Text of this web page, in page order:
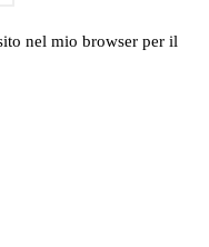
nel mio browser per il